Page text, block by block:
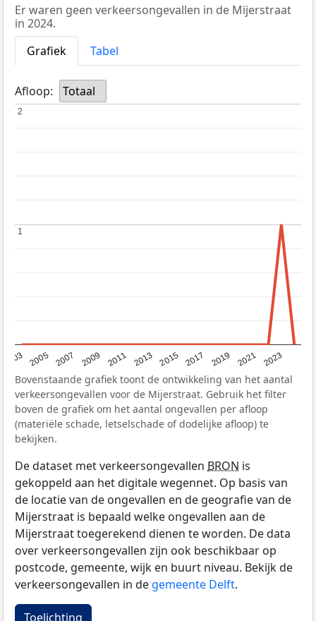
Er waren geen verkeersongevallen in de Mijerstraat
in 2024.
Grafiek
Tabel
Afloop: Totaal
2003 2005 2007 2009 2011 2013 2015 2017 2019 2021 2023
1
1
2
2
Bovenstaande grafiek toont de ontwikkeling van het aantal
verkeersongevallen voor de Mijerstraat. Gebruik het filter
boven de grafiek om het aantal ongevallen per afloop
(materiële schade, letselschade of dodelijke afloop) te
bekijken.
De dataset met verkeersongevallen BRON is
gekoppeld aan het digitale wegennet. Op basis van
de locatie van de ongevallen en de geografie van de
Mijerstraat is bepaald welke ongevallen aan de
Mijerstraat toegerekend dienen te worden. De data
over verkeersongevallen zijn ook beschikbaar op
postcode, gemeente, wijk en buurt niveau. Bekijk de
verkeersongevallen in de gemeente Delft.
Toelichting